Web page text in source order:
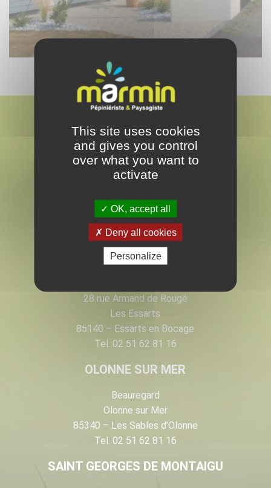
MARMIN
PAYSAGISTE & PEPINÉRISTE
EN VENDÉE
28 rue Armand de Rougé
Les Essarts
85140 – Essarts en Bocage
Tel. 02 51 62 81 16
OLONNE SUR MER
Beauregard
Olonne sur Mer
85340 – Les Sables d’Olonne
Tel. 02 51 62 81 16
SAINT GEORGES DE MONTAIGU
This site uses cookies
and gives you control
over what you want to
activate
OK, accept all
Deny all cookies
Personalize